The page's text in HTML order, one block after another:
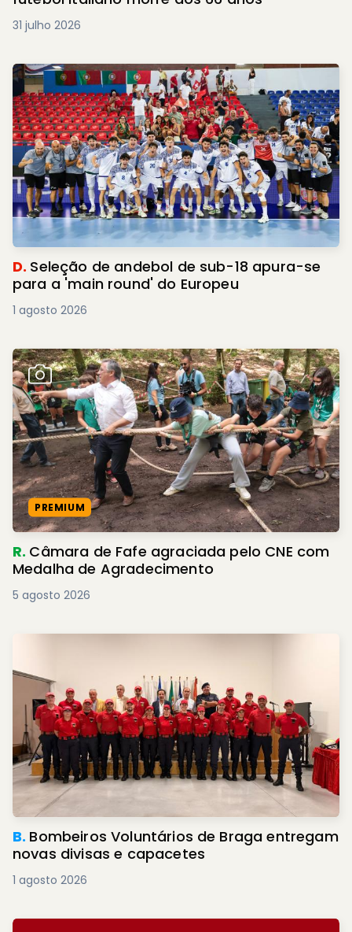
31 julho 2026
D. Seleção de andebol de sub-18 apura-se
para a 'main round' do Europeu
1 agosto 2026
PREMIUM
R. Câmara de Fafe agraciada pelo CNE com
Medalha de Agradecimento
5 agosto 2026
B. Bombeiros Voluntários de Braga entregam
novas divisas e capacetes
1 agosto 2026